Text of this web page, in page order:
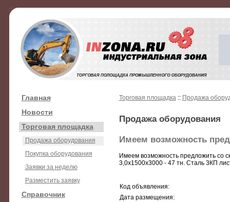
Главная
Новости
Торговая площадка
Продажа оборудования
Покупка оборудования
Заявки за неделю
Разместить заявку
Справочник
Торговая площадка:: Продажа
Продажа оборудования
Имеем возможность
Имеем возможность предложить со
3,0х1500х3000 - 47 тн. Сталь 3КП
Код объявления:
Дата размещения: